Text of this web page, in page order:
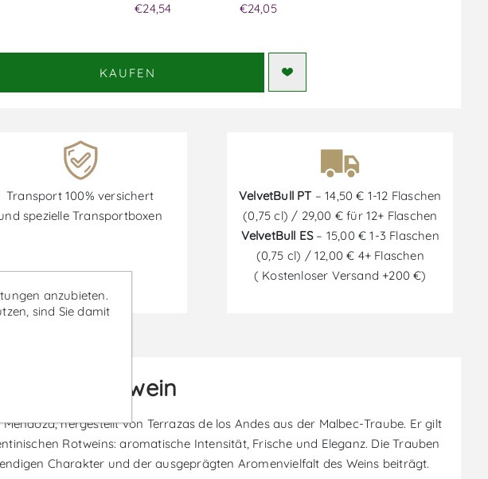
€24,54 €24,05
KAUFEN
Transport 100% versichert
spezielle Transportboxen
VelvetBull PT – 14,50 € 1-12 Flaschen
(0,75 cl) / 29,00 € für 12+ Flaschen
VelvetBull ES– 15,00 € 1-3 Flaschen
(0,75 cl) / 12,00 € 4+ Flaschen
( Kostenloser Versand +200 €)
09/2026 verfügbar.
- Rotwein
hergestellt von Terrazas de los Andes aus der Malbec-Traube. Er gilt
Rotweins: aromatische Intensität, Frische und Eleganz. Die Trauben
Charakter und der ausgeprägten Aromenvielfalt des Weins beiträgt.
anzubieten.
sind Sie damit